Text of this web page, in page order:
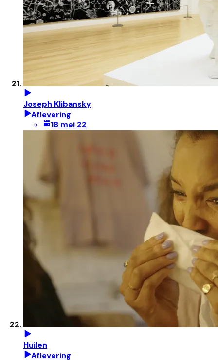
Joseph Klibansky
Aflevering
18 mei 22
Huilen
Aflevering